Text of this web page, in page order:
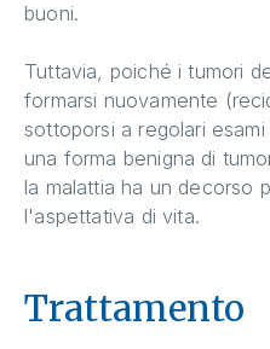
buoni.
Tuttavia, poiché i tumori
formarsi nuovamente
sottoporsi a regolari
una forma benigna di
la malattia ha un decorso
l'aspettativa di vita.
Trattamento